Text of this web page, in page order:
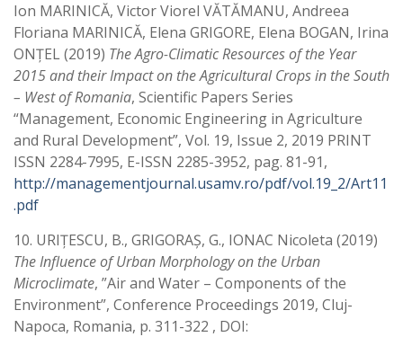
Ion MARINICĂ, Victor Viorel VĂTĂMANU, Andreea
Floriana MARINICĂ, Elena GRIGORE, Elena BOGAN, Irina
ONȚEL (2019) The Agro-Climatic Resources of the Year
2015 and their Impact on the Agricultural Crops in the South
– West of Romania, Scientific Papers Series
“Management, Economic Engineering in Agriculture
and Rural Development”, Vol. 19, Issue 2, 2019 PRINT
ISSN 2284-7995, E-ISSN 2285-3952, pag. 81-91,
http://managementjournal.usamv.ro/pdf/vol.19_2/Art11
.pdf
10. URIȚESCU, B., GRIGORAȘ, G., IONAC Nicoleta (2019)
The Influence of Urban Morphology on the Urban
Microclimate, ”Air and Water – Components of the
Environment”, Conference Proceedings 2019, Cluj-
Napoca, Romania, p. 311-322 , DOI: